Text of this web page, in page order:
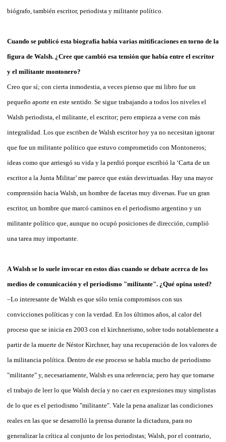
biógrafo, también escritor, periodista y militante político.
Cuando se publicó esta biografía había varias mitificaciones en torno de la
figura de Walsh. ¿Cree que cambió esa tensión que había entre el escritor
y el militante montonero?
Creo que sí; con cierta inmodestia, a veces pienso que mi libro fue un
pequeño aporte en este sentido. Se sigue trabajando a todos los niveles el
Walsh periodista, el militante, el escritor; pero empieza a verse con más
integralidad. Los que escriben de Walsh escritor hoy ya no necesitan ignorar
que fue un militante político que estuvo comprometido con Montoneros;
ideas como que arriesgó su vida y la perdió porque escribió la ‘Carta de un
escritor a la Junta Militar’ me parece que están desvirtuadas. Hay una mayor
comprensión hacia Walsh, un hombre de facetas muy diversas. Fue un gran
escritor, un hombre que marcó caminos en el periodismo argentino y un
militante político que, aunque no ocupó posiciones de dirección, cumplió
una tarea muy importante.
A Walsh se lo suele invocar en estos días cuando se debate acerca de los
medios de comunicación y el periodismo "militante". ¿Qué opina usted?
–Lo interesante de Walsh es que sólo tenía compromisos con sus
convicciones políticas y con la verdad. En los últimos años, al calor del
proceso que se inicia en 2003 con el kirchnerismo, sobre todo notablemente a
partir de la muerte de Néstor Kirchner, hay una recuperación de los valores de
la militancia política. Dentro de ese proceso se habla mucho de periodismo
"militante" y, necesariamente, Walsh es una referencia; pero hay que tomarse
el trabajo de leer lo que Walsh decía y no caer en expresiones muy simplistas
de lo que es el periodismo "militante". Vale la pena analizar las condiciones
reales en las que se desarrolló la prensa durante la dictadura, para no
generalizar la crítica al conjunto de los periodistas; Walsh, por el contrario,